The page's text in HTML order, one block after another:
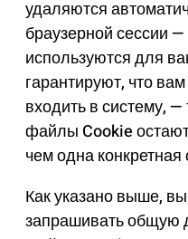
удаляются
браузерной сессии
используются для
гарантируют, что
входить в систему,
файлы Cookie
чем одна конкретная
Как указано выше,
запрашивать общую